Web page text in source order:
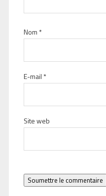
Nom *
E-mail *
Site web
Soumettre le commentaire